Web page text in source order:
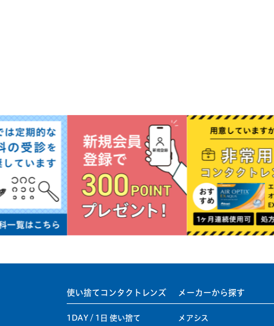
使い捨てコンタクトレンズ
1DAY / 1日 使い捨て
メーカーから探す
メアシス